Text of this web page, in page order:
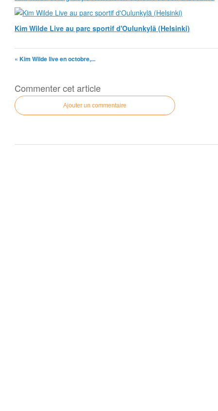
Kim Wilde Live au parc sportif d'Oulunkylä (Helsinki)
« Kim Wilde live en octobre,...
Commenter cet article
Ajouter un commentaire